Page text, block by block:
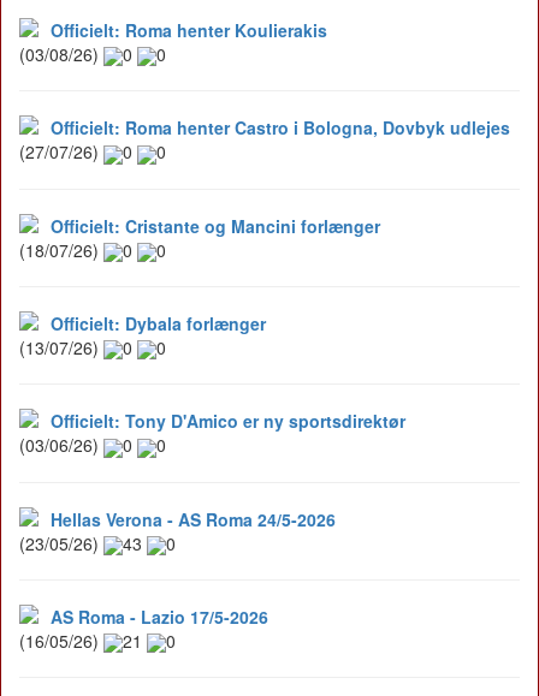
Officielt: Roma henter Koulierakis
(03/08/26)
0 0
Officielt: Roma henter Castro i Bologna, Dovbyk udlejes
(27/07/26)
0 0
Officielt: Cristante og Mancini forlænger
(18/07/26)
0 0
Officielt: Dybala forlænger
(13/07/26)
0 0
Officielt: Tony D'Amico er ny sportsdirektør
(03/06/26)
0 0
Hellas Verona - AS Roma 24/5-2026
(23/05/26)
43 0
AS Roma - Lazio 17/5-2026
(16/05/26)
21 0